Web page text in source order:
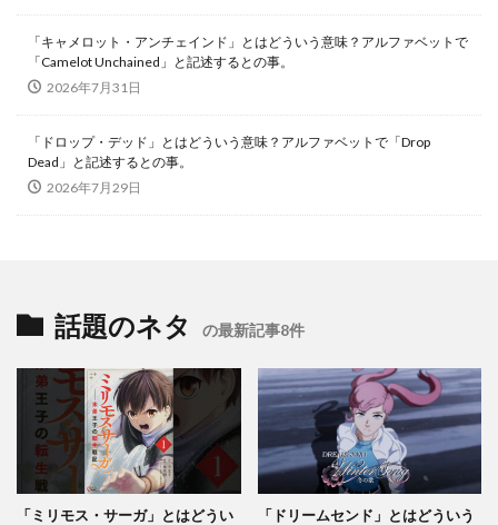
「キャメロット・アンチェインド」とはどういう意味？アルファベットで
「Camelot Unchained」と記述するとの事。
2026年7月31日
「ドロップ・デッド」とはどういう意味？アルファベットで「Drop
Dead」と記述するとの事。
2026年7月29日
話題のネタ の最新記事8件
「ミリモス・サーガ」とはどうい
「ドリームセンド」とはどういう